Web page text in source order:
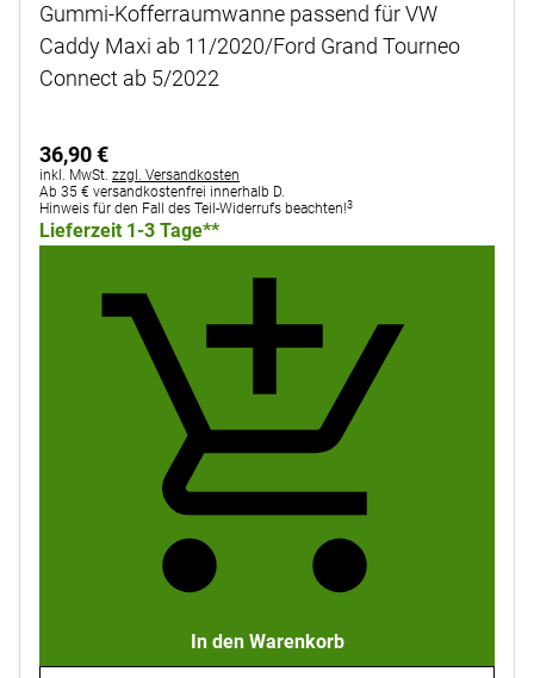
Gummi-Kofferraumwanne passend für VW
Caddy Maxi ab 11/2020/Ford Grand Tourneo
Connect ab 5/2022
36,90€
Steuerhinweis:
inkl. MwSt. zzgl. Versandkosten
Ab 35 € versandkostenfrei innerhalb D.
Hinweis für den Fall des Teil-Widerrufs beachten!3
Lieferzeit 1-3 Tage**
In den Warenkorb